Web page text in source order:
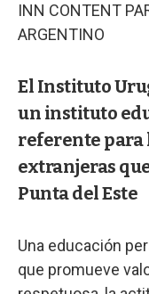
INN CONTENT
ARGENTINO
El Instituto
un instituto
referente para
extranjeras
Punta del Este
Una educación
que promueve